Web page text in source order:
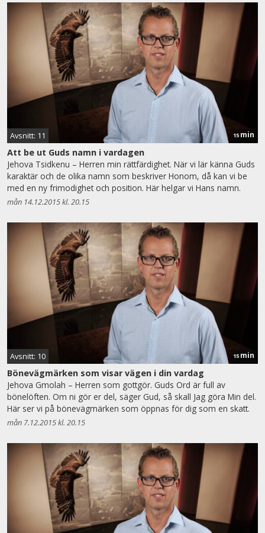
Avsnitt: 11 15 min
Att be ut Guds namn i vardagen
Jehova Tsidkenu – Herren min rättfärdighet. När vi lär känna Guds
karaktär och de olika namn som beskriver Honom, då kan vi be
med en ny frimodighet och position. Här helgar vi Hans namn.
mån 14.12.2015 kl. 20.15
Avsnitt: 10 15 min
Bönevägmärken som visar vägen i din vardag
Jehova Gmolah – Herren som gottgör. Guds Ord är full av
bönelöften. Om ni gör er del, säger Gud, så skall Jag göra Min del.
Här ser vi på bönevägmärken som öppnas för dig som en skatt.
mån 7.12.2015 kl. 20.15